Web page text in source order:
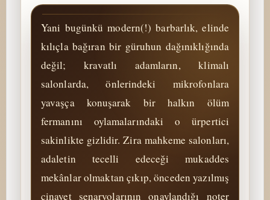
Yani bugünkü modern(!) barbarlık, elinde
kılıçla bağıran bir güruhun dağınıklığında
değil; kravatlı adamların, klimalı
salonlarda, önlerindeki mikrofonlara
yavaşça konuşarak bir halkın ölüm
fermanını oylamalarındaki o ürpertici
sakinlikte gizlidir. Zira mahkeme salonları,
adaletin tecelli edeceği mukaddes
mekânlar olmaktan çıkıp, önceden yazılmış
cinayet senaryolarının onaylandığı noter